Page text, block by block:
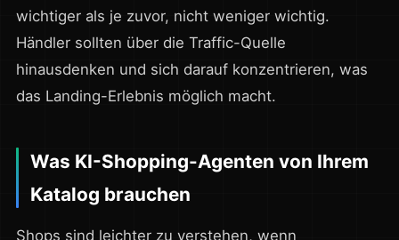
wichtiger als je zuvor, nicht weniger wichtig.
Händler sollten über die Traffic-Quelle
hinausdenken und sich darauf konzentrieren, was
das Landing-Erlebnis möglich macht.
Was KI-Shopping-Agenten von Ihrem
Katalog brauchen
Shops sind leichter zu verstehen, wenn